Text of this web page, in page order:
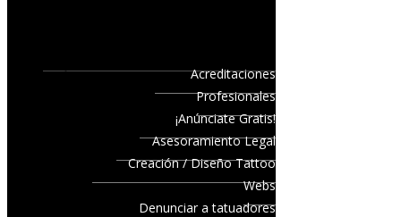
Acreditaciones
Profesionales
¡Anúnciate Gratis!
Asesoramiento Legal
Creación / Diseño Tattoo
Webs
Denunciar a tatuadores